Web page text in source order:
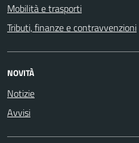
Mobilità e trasporti
Tributi, finanze e contravvenzioni
NOVITÀ
Notizie
Avvisi